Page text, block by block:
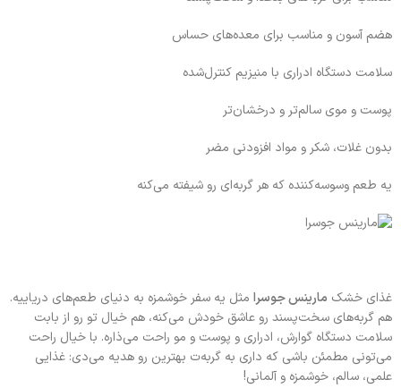
هضم آسون و مناسب برای معده‌های حساس
سلامت دستگاه ادراری با منیزیم کنترل‌شده
پوست و موی سالم‌تر و درخشان‌تر
بدون غلات، شکر و مواد افزودنی مضر
یه طعم وسوسه‌کننده که هر گربه‌ای رو شیفته می‌کنه
غذای خشک مارینس جوسرا مثل یه سفر خوشمزه به دنیای طعم‌های دریاییه.
هم گربه‌های سخت‌پسند رو عاشق خودش می‌کنه، هم خیال تو رو از بابت
سلامت دستگاه گوارش، ادراری و پوست و مو راحت می‌ذاره. با خیال راحت
می‌تونی مطمئن باشی که داری به گربه‌ت بهترین رو هدیه می‌دی: غذایی
علمی، سالم، خوشمزه و آلمانی!